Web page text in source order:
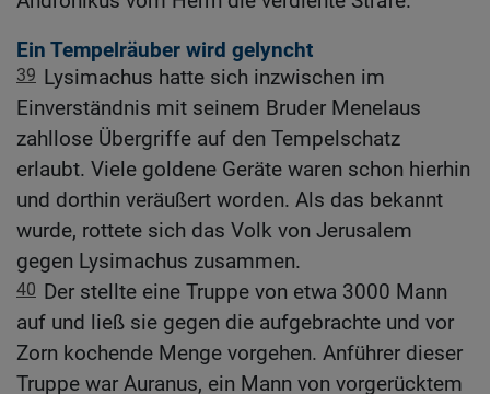
Ein Tempelräuber wird gelyncht
39 Lysimachus hatte sich inzwischen im
Einverständnis mit seinem Bruder Menelaus
zahllose Übergriffe auf den Tempelschatz
erlaubt. Viele goldene Geräte waren schon hierhin
und dorthin veräußert worden. Als das bekannt
wurde, rottete sich das Volk von Jerusalem
gegen Lysimachus zusammen.
40 Der stellte eine Truppe von etwa 3000 Mann
auf und ließ sie gegen die aufgebrachte und vor
Zorn kochende Menge vorgehen. Anführer dieser
Truppe war Auranus, ein Mann von vorgerücktem